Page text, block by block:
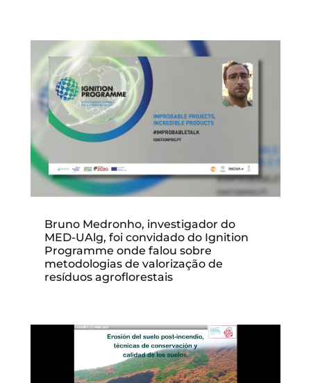
Bruno Medronho, investigador do
MED-UAlg, foi convidado do Ignition
Programme onde falou sobre
metodologias de valorização de
resíduos agroflorestais